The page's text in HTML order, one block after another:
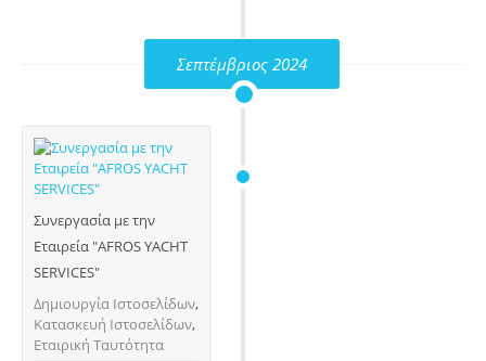
Σεπτέμβριος 2024
Συνεργασία με την
Εταιρεία "AFROS YACHT
SERVICES"
Δημιουργία Ιστοσελίδων,
Κατασκευή Ιστοσελίδων,
Εταιρική Ταυτότητα